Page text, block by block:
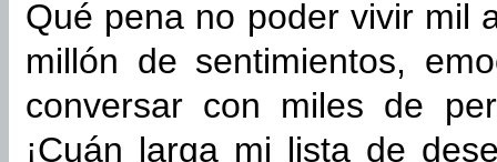
Qué pena no poder vivir mil
millón de sentimientos,
conversar con miles de
¡Cuán larga mi lista de